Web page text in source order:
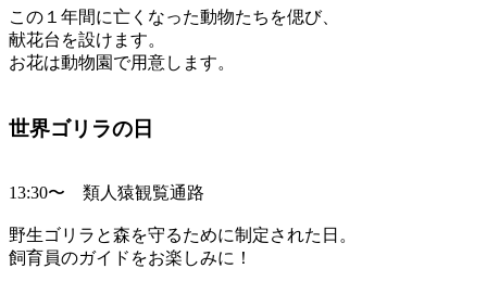
この１年間に亡くなった動物たちを偲び、
献花台を設けます。
お花は動物園で用意します。
世界ゴリラの日
13:30〜 類人猿観覧通路
野生ゴリラと森を守るために制定された日。
飼育員のガイドをお楽しみに！